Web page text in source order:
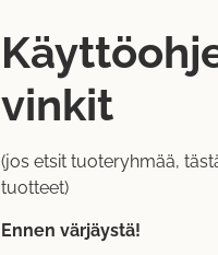
vinkit
(jos etsit tuoteryhmää,
tuotteet)
Ennen värjäystä!